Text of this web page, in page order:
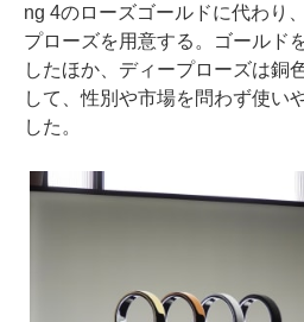
ng 4のローズゴールドに代わり
プローズを用意する。ゴールド
したほか、ディープローズは銅
して、性別や市場を問わず使い
した。